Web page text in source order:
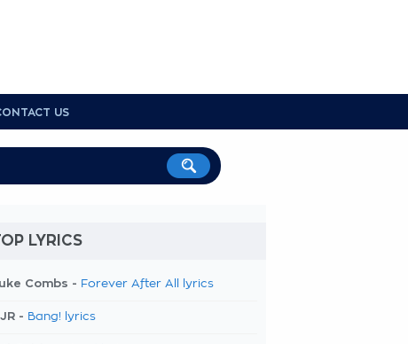
US
LYRICS
Combs - Forever After All lyrics
- Bang! lyrics